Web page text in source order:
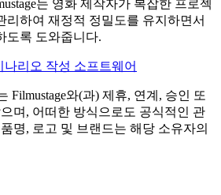
는 영화 제작자가 복잡한 프로젝
리하여 재정적 정밀도를 유지하면서
도록 도와줍니다.
나리오 작성 소프트웨어
Filmustage와(과) 제휴, 연계, 승인 또
며, 어떠한 방식으로도 공식적인 관
명, 로고 및 브랜드는 해당 소유자의